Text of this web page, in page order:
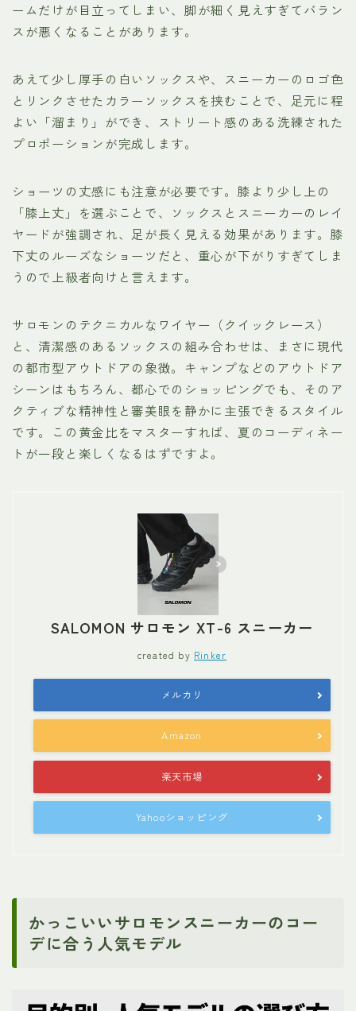
ームだけが目立ってしまい、脚が細く見えすぎてバラン
スが悪くなることがあります。
あえて少し厚手の白いソックスや、スニーカーのロゴ色
とリンクさせたカラーソックスを挟むことで、足元に程
よい「溜まり」ができ、ストリート感のある洗練された
プロポーションが完成します。
ショーツの丈感にも注意が必要です。膝より少し上の
「膝上丈」を選ぶことで、ソックスとスニーカーのレイ
ヤードが強調され、足が長く見える効果があります。膝
下丈のルーズなショーツだと、重心が下がりすぎてしま
うので上級者向けと言えます。
サロモンのテクニカルなワイヤー（クイックレース）
と、清潔感のあるソックスの組み合わせは、まさに現代
の都市型アウトドアの象徴。キャンプなどのアウトドア
シーンはもちろん、都心でのショッピングでも、そのア
クティブな精神性と審美眼を静かに主張できるスタイル
です。この黄金比をマスターすれば、夏のコーディネー
トが一段と楽しくなるはずですよ。
SALOMON サロモン XT-6 スニーカー
created by Rinker
メルカリ
Amazon
楽天市場
Yahooショッピング
かっこいいサロモンスニーカーのコー
デに合う人気モデル